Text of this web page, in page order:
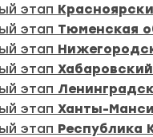
этап
этап Тюменская
этап
этап
этап
этап Ханты-
этап Республика